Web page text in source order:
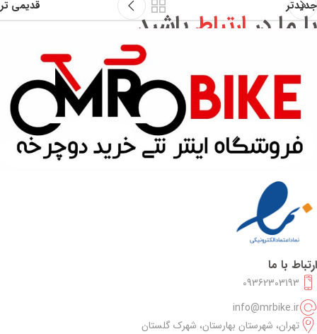
جدیدتر قدیمی تر
با ما درارتباطباشید
ارتباط با ما
09362303193
info@mrbike.ir
تهران، شهرستان بهارستان، شهرک گلستان